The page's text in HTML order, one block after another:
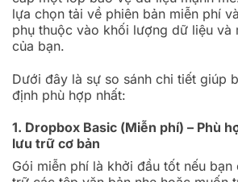
lựa chọn tải về phiên bản miễn phí
phụ thuộc vào khối lượng dữ liệu và
của bạn.
Dưới đây là sự so sánh chi tiết giúp
định phù hợp nhất:
1. Dropbox Basic (Miễn phí) – Phù
lưu trữ cơ bản
Gói miễn phí là khởi đầu tốt nếu